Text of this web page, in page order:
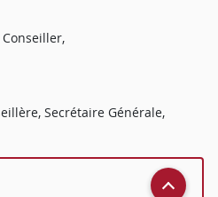
Secrétaire Générale,